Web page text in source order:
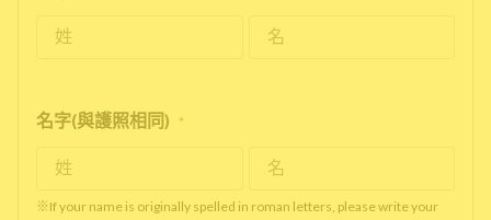
名字(與護照相同) *
※If your name is originally spelled in roman letters, please write your